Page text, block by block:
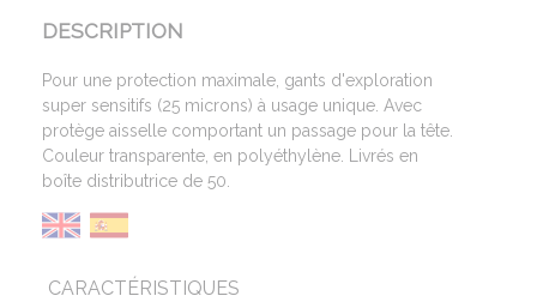
DESCRIPTION
Pour une protection maximale, gants d'exploration
super sensitifs (25 microns) à usage unique. Avec
protège aisselle comportant un passage pour la tête.
Couleur transparente, en polyéthylène. Livrés en
boîte distributrice de 50.
CARACTÉRISTIQUES